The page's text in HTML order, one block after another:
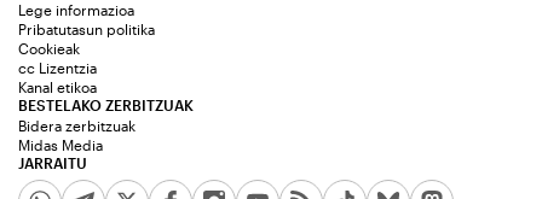
JARRAITU
Lege informazioa
Pribatutasun politika
Cookieak
cc Lizentzia
Kanal etikoa
BESTELAKO ZERBITZUAK
Bidera zerbitzuak
Midas Media